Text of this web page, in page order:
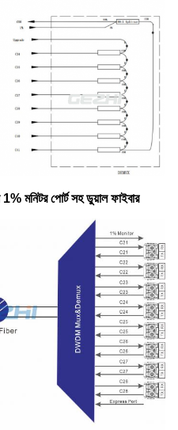
মনিটর পোর্ট সহ ডুয়াল ফাইবার